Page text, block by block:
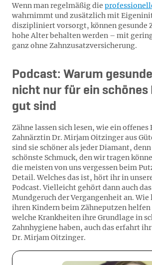
Wenn man regelmäßig die
wahrnimmt und zusätzlich mit
diszipliniert vorsorgt, können gesunde
hohe Alter behalten werden – mit
ganz ohne Zahnzusatzversicherung.
Podcast: Warum
nicht nur für ein schönes
gut sind
Zähne lassen sich lesen, wie ein offenes
Zahnärztin Dr. Mirjam Oitzinger aus
sind sie schöner als jeder Diamant,
schönste Schmuck, den wir tragen
die meisten von uns vergessen beim
Detail. Welches das ist, hört ihr in
Podcast. Vielleicht gehört dann auch
Mundgeruch der Vergangenheit an. Wie
ihren Kindern beim Zähneputzen
welche Krankheiten ihre Grundlage in
Zahnhygiene haben, auch das erfahrt
Dr. Mirjam Oitzinger.